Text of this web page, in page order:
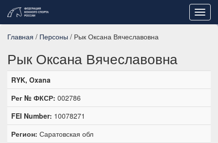
Главная / Персоны / Рык Оксана Вячеславовна
Рык Оксана Вячеславовна
RYK, Oxana
Рег № ФКСР: 002786
FEI Number: 10078271
Регион: Саратовская обл